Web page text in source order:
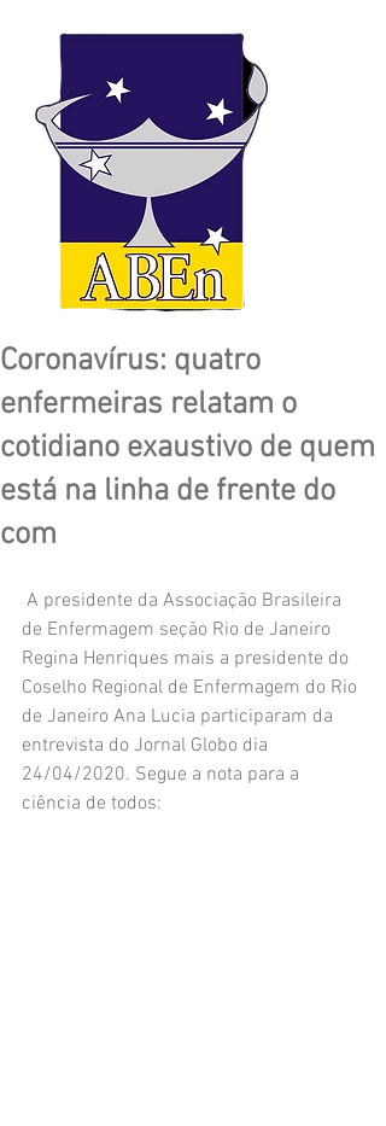
Coronavírus: quatro
enfermeiras relatam o
cotidiano exaustivo de quem
está na linha de frente do
com
de Enfermagem seção Rio de Janeiro
Regina Henriques mais a presidente do
Coselho Regional de Enfermagem do Rio
de Janeiro Ana Lucia participaram da
entrevista do Jornal Globo dia
24/04/2020. Segue a nota para a
ciência de todos: